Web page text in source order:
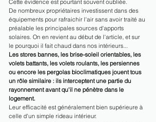
Cette évidence est pourtant souvent oubliée.
De nombreux propriétaires investissent dans des
équipements pour rafraichir l'air sans avoir traité au
préalable les principales sources d'apports
solaires. On en revient au début de l'article, et sur
le pourquoi il fait chaud dans nos intérieurs...
Les stores bannes, les brise-soleil orientables, les
volets battants, les volets roulants, les persiennes
ou encore les pergolas bioclimatiques jouent tous
un rôle similaire : ils interceptent une partie du
rayonnement avant qu'il ne pénètre dans le
logement.
Leur efficacité est généralement bien supérieure à
celle d'un simple rideau intérieur.